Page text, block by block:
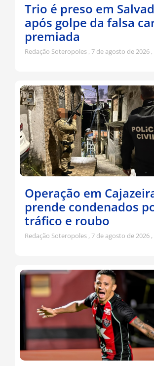
Trio é preso em
após golpe da falsa
premiada
Redação Soteropoles 7 de agosto de 2026
Operação em
prende condenados
tráfico e roubo
Redação Soteropoles 7 de agosto de 2026